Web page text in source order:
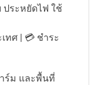
ประหยัดไฟ ใช้
ทศ | 💳 ชำระ
ร์ม และพื้นที่